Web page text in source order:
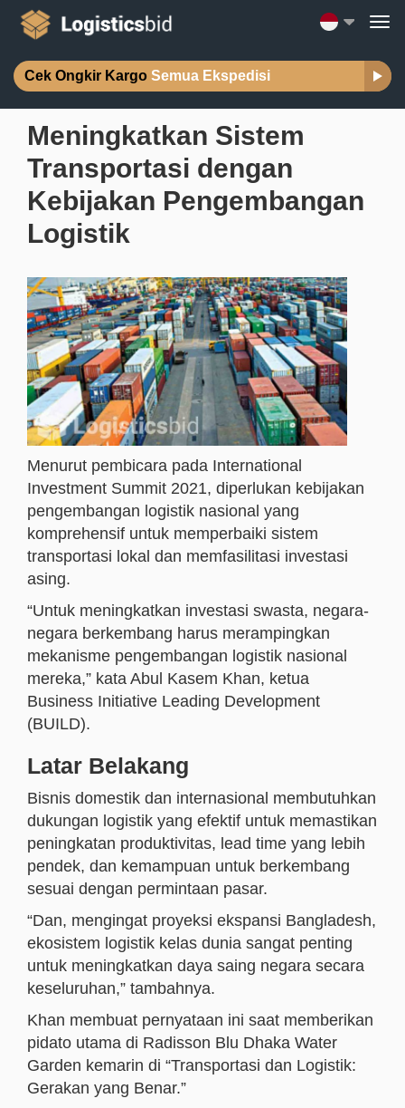
Cek Ongkir Kargo Semua Ekspedisi
Meningkatkan Sistem
Transportasi dengan
Kebijakan Pengembangan
Logistik
Menurut pembicara pada International
Investment Summit 2021, diperlukan kebijakan
pengembangan logistik nasional yang
komprehensif untuk memperbaiki sistem
transportasi lokal dan memfasilitasi investasi
asing.
“Untuk meningkatkan investasi swasta, negara-
negara berkembang harus merampingkan
mekanisme pengembangan logistik nasional
mereka,” kata Abul Kasem Khan, ketua
Business Initiative Leading Development
(BUILD).
Latar Belakang
Bisnis domestik dan internasional membutuhkan
dukungan logistik yang efektif untuk memastikan
peningkatan produktivitas, lead time yang lebih
pendek, dan kemampuan untuk berkembang
sesuai dengan permintaan pasar.
“Dan, mengingat proyeksi ekspansi Bangladesh,
ekosistem logistik kelas dunia sangat penting
untuk meningkatkan daya saing negara secara
keseluruhan,” tambahnya.
Khan membuat pernyataan ini saat memberikan
pidato utama di Radisson Blu Dhaka Water
Garden kemarin di “Transportasi dan Logistik:
Gerakan yang Benar.”